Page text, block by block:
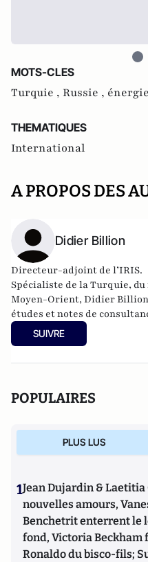
MOTS-CLES
Turquie , Russie , énergie
THEMATIQUES
International
A PROPOS DES
Didier Billion
Directeur-adjoint de l’IRIS.
Spécialiste de la Turquie,
Moyen-Orient, Didier Billion
études et notes de
françaises (ministère de la
étrangères) ainsi que pour
SUIVRE
POPULAIRES
PLUS LUS
1Jean Dujardin &
nouvelles amours,
Benchetrit enterrent le
fond, Victoria
Ronaldo du bisco-fils;